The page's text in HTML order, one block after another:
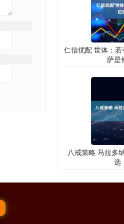
仁信优配 世体：
萨是
八戒策略 马拉多
选